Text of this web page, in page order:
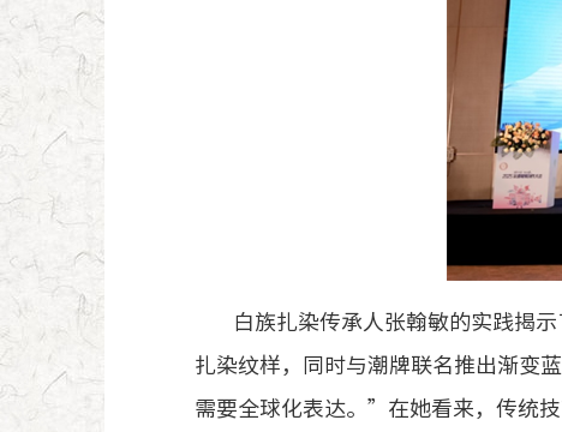
白族扎染传承人张翰敏的实践揭
扎染纹样，同时与潮牌联名推出渐变
需要全球化表达。”在她看来，传统